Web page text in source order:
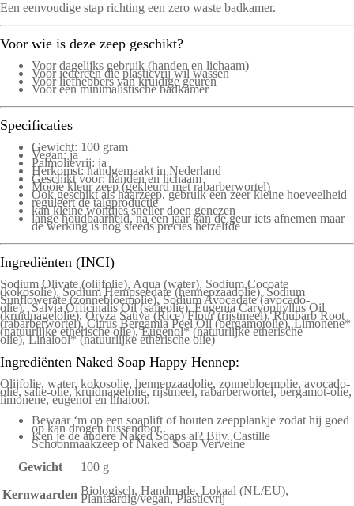
Een eenvoudige stap richting een zero waste badkamer.
Voor wie is deze zeep geschikt?
Voor dagelijks gebruik (handen en lichaam)
Voor iedereen die plasticvrij wil wassen
Voor liefhebbers van kruidige geuren
Voor een minimalistische badkamer
Specificaties
Gewicht: 100 gram
Vegan: ja
Palmolievrij: ja
Herkomst: handgemaakt in Nederland
Geschikt voor: handen en lichaam
Mooie kleur zeep (gekleurd met rabarberwortel)
Ook geschikt als haarzeep, gebruik een zeer kleine hoeveelheid
reguleert de talgproductie
kan kleine wondjes sneller doen genezen
lange houdbaarheid, na een jaar kan de geur iets afnemen maar
de werking is nog steeds precies hetzelfde
Ingrediënten (INCI)
Sodium Olivate (olijfolie), Aqua (water), Sodium Cocoate
(kokosolie), Sodium Hempseedate (hennepzaadolie), Sodium
Sunflowerate (zonnebloemolie), Sodium Avocadate (avocado-
olie), Salvia Officinalis Oil (salieolie), Eugenia Caryophyllus Oil
(kruidnagelolie), Oryza Sativa (Rice) Flour (rijstmeel), Rhubarb Root
(rabarberwortel), Citrus Bergamia Peel Oil (bergamotolie), Limonene*
(natuurlijke etherische olie), Eugenol* (natuurlijke etherische
olie), Linalool* (natuurlijke etherische olie)
Ingrediënten Naked Soap Happy Hennep:
Olijfolie, water, kokosolie, hennepzaadolie, zonnebloemolie, avocado-
olie, salie-olie, kruidnagelolie, rijstmeel, rabarberwortel, bergamot-olie,
limonene, eugenol en linalool.
Bewaar ‘m op een soaplift ofhouten zeepplankje zodat hij goed
op kan drogen tussendoor..
Ken je de andere Naked Soaps al? Bijv. Castille
SchoonmaakzeepofNaked Soap Verveine
Gewicht
100 g
Kernwaarden Biologisch, Handmade, Lokaal (NL/EU),
Plantaardig/vegan, Plasticvrij